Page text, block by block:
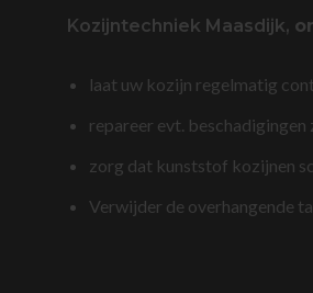
Kozijntechniek Maasdijk,
laat uw kozijn regelmatig
repareer evt.
zorg dat kunststof kozijnen
Verwijder de overhangende